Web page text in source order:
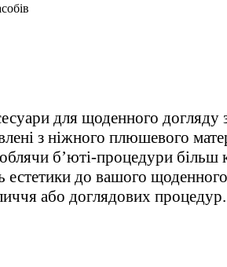
для щоденного
з ніжного плюшевого
б’юті-процедури
естетики до вашого
або доглядових процедур.